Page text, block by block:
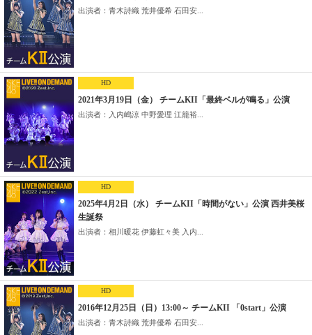
出演者：青木詩織 荒井優希 石田安...
HD
2021年3月19日（金） チームKII「最終ベルが鳴る」公演
出演者：入内嶋涼 中野愛理 江籠裕...
HD
2025年4月2日（水） チームKII「時間がない」公演 西井美桜
生誕祭
出演者：相川暖花 伊藤虹々美 入内...
HD
2016年12月25日（日）13:00～ チームKII 「0start」公演
出演者：青木詩織 荒井優希 石田安...